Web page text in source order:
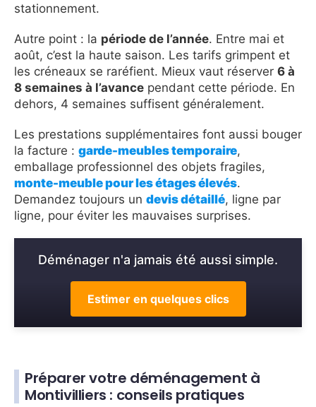
stationnement.
Autre point : la période de l’année. Entre mai et
août, c’est la haute saison. Les tarifs grimpent et
les créneaux se raréfient. Mieux vaut réserver 6 à
8 semaines à l’avance pendant cette période. En
dehors, 4 semaines suffisent généralement.
Les prestations supplémentaires font aussi bouger
la facture : garde-meubles temporaire,
emballage professionnel des objets fragiles,
monte-meuble pour les étages élevés.
Demandez toujours un devis détaillé, ligne par
ligne, pour éviter les mauvaises surprises.
Déménager n'a jamais été aussi simple.
Estimer en quelques clics
Préparer votre déménagement à
Montivilliers : conseils pratiques